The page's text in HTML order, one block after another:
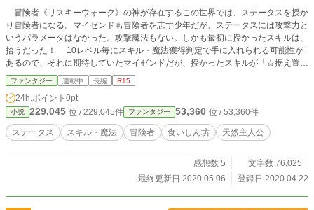
冒険者《リスキーウォーク》の神が存在するこの世界では、ステータスを授か
り冒険者になる。マイゼンドも冒険者を志す少年だが、ステータスには攻撃力と
いうパラメータはなかった。攻撃魔法もない。しかも最初に授かったスキルは、
拾うだった！ 10レベル毎にスキル・魔法獲得判定で手に入れられる可能性が
あるので、それに期待していたマイゼンドだが、授かったスキルが「☆据え置き
リセット」で、10レベルになると1レベルに戻ると言う凄いスキルだった！落胆
するマイゼンドだが、数値が据え置きで1レベルに戻っている事に気がついた！
少ない経験値で強くなっていく。攻撃力はないが、着実に強くなっていくのだっ
た――。
ファンタジー 連載中 長編 R15
24h.ポイント 0pt
小説 229,045 位 / 229,045件 ファンタジー 53,360 位 / 53,360件
ステータス スキル・魔法 冒険者 食いしん坊 天然主人公
感想数 5
文字数 76,025
最終更新日 2020.05.06
登録日 2020.04.22